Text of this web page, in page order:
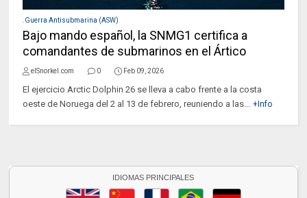
.Guerra Antisubmarina (ASW)
Bajo mando español, la SNMG1 certifica a
comandantes de submarinos en el Ártico
elSnorkel.com 0 Feb 09, 2026
El ejercicio Arctic Dolphin 26 se lleva a cabo frente a la costa
oeste de Noruega del 2 al 13 de febrero, reuniendo a las... +Info
IDIOMAS PRINCIPALES